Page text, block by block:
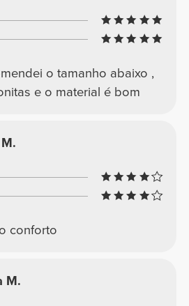
o tamanho abaixo ,
e o material é bom
conforto
M.